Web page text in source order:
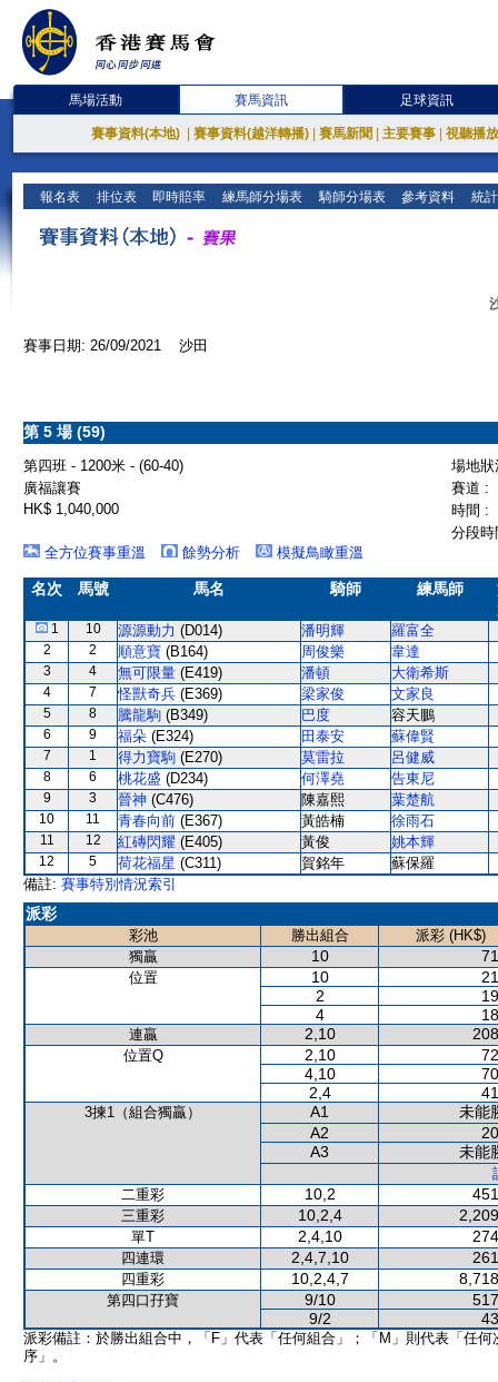
馬場活動 賽馬資訊 足球資訊
賽事資料(本地) 賽事資料(越洋轉播) 賽馬新聞 主要賽事 視聽播
報名表 排位表 即時賠率 練馬師分場表 騎師分場表 參考資料 統
賽事日期: 26/09/2021 沙田
第 5 場 (59)
第四班 - 1200米 - (60-40)
場地
廣福讓賽
賽道 :
HK$ 1,040,000
時間 :
分段
全方位賽事重溫
餘勢分析 模擬鳥瞰重溫
名次 馬號 馬名 騎師 練馬師
1 10 源源動力 (D014) 潘明輝 羅富全
2 2 順意寶 (B164) 周俊樂 韋達
3 4 無可限量 (E419) 潘頓 大衛希斯
4 7 怪獸奇兵 (E369) 梁家俊 文家良
5 8 騰龍駒 (B349) 巴度 容天鵬
6 9 福朵 (E324) 田泰安 蘇偉賢
7 1 得力寶駒 (E270) 莫雷拉 呂健威
8 6 桃花盛 (D234) 何澤堯 告東尼
9 3 晉神 (C476) 陳嘉熙 葉楚航
10 11 青春向前 (E367) 黃皓楠 徐雨石
11 12 紅磚閃耀 (E405) 黃俊 姚本輝
12 5 荷花福星 (C311) 賀銘年
蘇保羅
備註: 賽事特別情況索引
派彩
彩池 勝出組合
派彩 (HK$)
獨贏
10
位置 10
2
4
連贏 2,10
位置Q 2,10
4,10
2,4
3揀1（組合獨贏） A1
未能
A2
A3
未能
二重彩
10,2
三重彩 10,2,4
單T 2,4,10
四連環 2,4,7,10
四重彩 10,2,4,7
第四口孖寶 9/10
9/2
派彩備註：於勝出組合中，「F」代表「任何組合」；「M」則代表「任何
序」。